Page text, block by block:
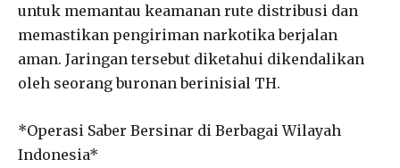
untuk memantau keamanan rute distribusi dan
memastikan pengiriman narkotika berjalan
aman. Jaringan tersebut diketahui dikendalikan
oleh seorang buronan berinisial TH.
*Operasi Saber Bersinar di Berbagai Wilayah
Indonesia*